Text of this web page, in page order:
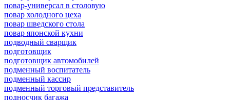
повар-универсал в столовую
повар холодного цеха
повар шведского стола
повар японской кухни
подводный сварщик
подготовщик
подготовщик автомобилей
подменный воспитатель
подменный кассир
подменный торговый представитель
подносчик багажа